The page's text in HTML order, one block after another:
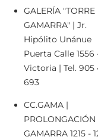
GALERÍA "TORRE
GAMARRA" | Jr.
Hipólito Unánue
Puerta Calle 1556
Victoria | Tel. 905
693
CC.GAMA |
PROLONGACIÓN
GAMARRA 1215 -